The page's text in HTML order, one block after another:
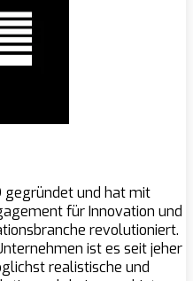
gegründet und hat mit
für Innovation und
revolutioniert.
ist es seit jeher
realistische und